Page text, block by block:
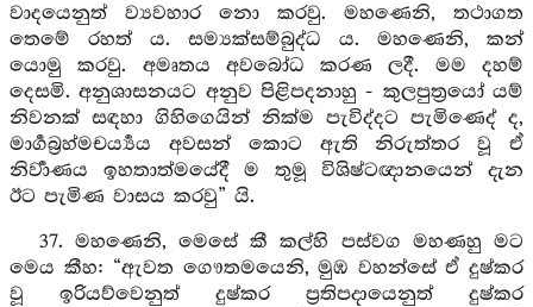
වාදයෙනුත් ව්‍යවහාර නො කරවු. මහණෙනි, තථාගත
තෙමේ රහත් ය. සම්‍යක්සම්බුද්ධ ය. මහණෙනි, කන්
යොමු කරවු. අමෘතය අවබෝධ කරණ ලදී. මම දහම්
දෙසමි. අනුශාසනයට අනුව පිළිපදනාහු - කුලපුත්‍රයෝ යම්
නිවනක් සඳහා ගිහිගෙයින් නික්ම පැවිද්දට පැමිණෙද් ද,
මාර්‍ගබ්‍රහ්මචර්‍ය්‍යය අවසන් කොට ඇති නිරුත්තර වූ ඒ
නිර්‍වාණය ඉහතාත්මයේදී ම තුමූ විශිෂ්ටඥානයෙන් දැන
ඊට පැමිණ වාසය කරවු” යි.
37. මහණෙනි, මෙසේ කී කල්හි පස්වග මහණහු මට
මෙය කීහ: “ඇවත ගෞතමයෙනි, මුඹ වහන්සේ ඒ දුෂ්කර
වූ ඉරියව්වෙනුත් දුෂ්කර ප්‍රතිපදායෙනුත් දුෂ්කර